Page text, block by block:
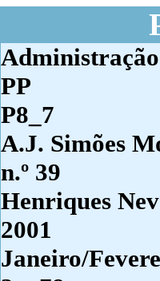
PP
P8_7
A.J. Simões
n.º 39
Henriques
2001
Janeiro/